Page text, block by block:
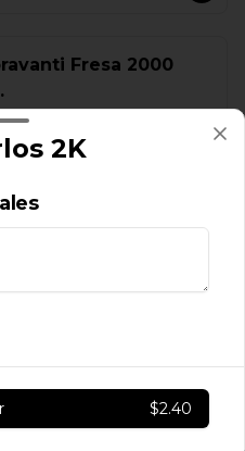
Fresa 2000
2K
$2.40